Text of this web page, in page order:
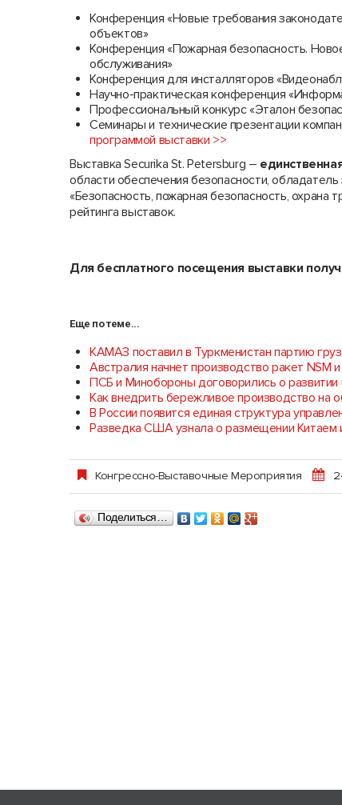
Конференция «Новые требования
объектов»
Конференция «Пожарная безопасность.
обслуживания»
Конференция для инсталляторов
Научно-практическая конференция
Профессиональный конкурс «Эталон
Семинары и технические презентации
программой выставки >>
Выставка Securika St. Petersburg –
области обеспечения безопасности,
«Безопасность, пожарная безопасность,
рейтинга выставок.
Для бесплатного посещения выставки
Еще по теме...
КАМАЗ поставил в Туркменистан партию
Австралия начнет производство ракет NSM и
ПСБ и Минобороны договорились о развитии
Как внедрить бережливое производство на
В России появится единая структура
Разведка США узнала о размещении Китаем
Конгрессно-Выставочные Мероприятия
Поделиться…